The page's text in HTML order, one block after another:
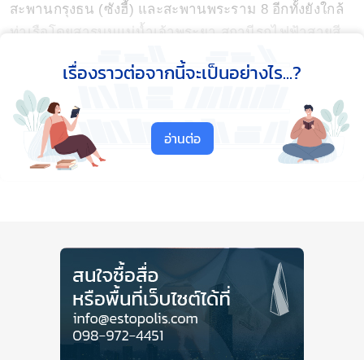
สะพานกรุงธน (ซังฮี้) และสะพานพระราม 8 อีกทั้งยังใกล้
ท่าเรือโดยสารบนแม่น้ำเจ้าพระยา สถานีรถไฟฟ้าสายสี
สำหรับรถไฟฟ้าสายสีน้ำเงิน เป็นรถไฟฟ้า“สายวงกลม”
ระยะทาง 13.0 กิโลเมตร เริ่มจาก MRT สถานีบางซื่อ
ผ่านถนนประชาราษฎร์ สาย 2 ข้ามแม่น้ำเจ้าพระยาเลี้ยว
ซ้ายเข้าสู่ถนนจรัญสนิทวงศ์และวิ่งไปจนถึงบริเวณ สี่แยก
และในอนาคตแยกบางพลัดบนถนนสิรินธรจะเป็นสถานี
Interchange กับ MRT สายสีส้ม สามารถวิ่งไปเปลี่ยนสาย
ไป BTS สายสีเขียวได้ที่อนุสาวรีย์ชัยสมรภูมิ
ผลมาจากโครงข่ายเส้นทางคมนาคมทั้งเก่าและใหม่ที่มี
เรื่องราวต่อจากนี้จะเป็นอย่างไร...?
อ่านต่อ